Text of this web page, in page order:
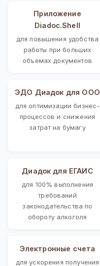
Приложение
Diadoc.Shell
для повышения удобства
работы при больших
объемах документов
ЭДО Диадок для ООО
для оптимизации бизнес-
процессов и снижения
затрат на бумагу
Диадок для ЕГАИС
для 100% выполнения
требований
законодательства по
обороту алкоголя
Электронные счета
для ускорения получения